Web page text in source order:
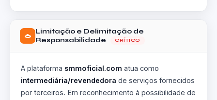
6
Limitação e Delimitação de
Responsabilidade
CRÍTICO
A plataforma smmoficial.com atua como
intermediária/revendedora de serviços fornecidos
por terceiros. Em reconhecimento à possibilidade de